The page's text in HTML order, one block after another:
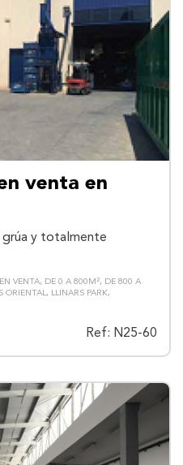
venta en
grúa y totalmente
EN VENTA DE 0 A 800M²
DE 800 A
ORIENTAL LLINARS PARK
Ref: N25-60